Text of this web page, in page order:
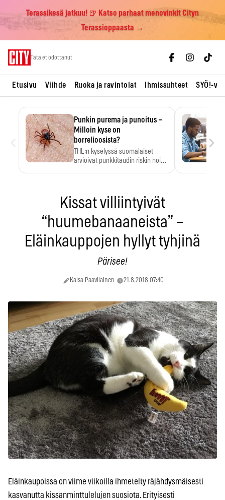
Terassikesä jatkuu! 🍺 Katso parhaat menovinkit Cityn
Terassioppaasta →
Tätä et odottanut
Etusivu Viihde Ruoka ja ravintolat Ihmissuhteet SYÖ!-
Punkin purema ja punoitus –
Milloin kyse on
borrelioosista?
THL:n kyselyssä suomalaiset
arvioivat punkkitaudin riskin noin
›
Kissat villiintyivät
“huumebanaaneista” –
Eläinkauppojen hyllyt tyhjinä
Pärisee!
Kaisa Paavilainen 21.8.2018 07:40
Eläinkaupoissa on viime viikoilla ihmetelty räjähdysmäisesti
kasvanutta kissanminttulelujen suosiota. Erityisesti